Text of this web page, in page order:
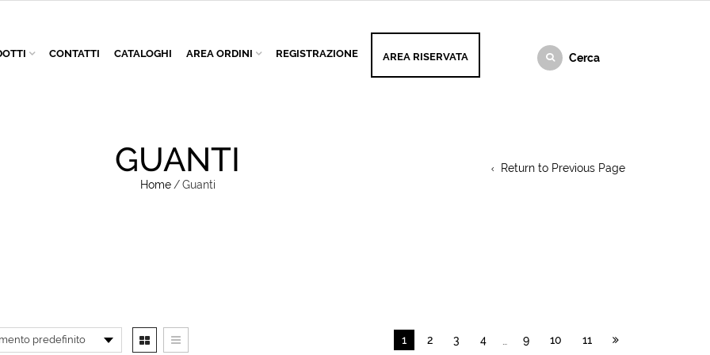
CONTATTI AREA RISERVATA
CATALOGHI AREA ORDINI REGISTRAZIONE
GUANTI
Home / Guanti
Return to Previous Page
1 2 3 4 9 10 11